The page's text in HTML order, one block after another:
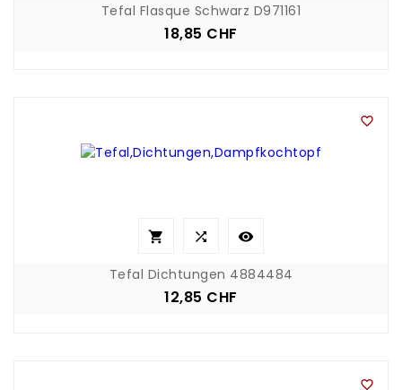
Tefal Flasque Schwarz D971161
Preis
18,85 CHF

  
Tefal Dichtungen 4884484
Preis
12,85 CHF
